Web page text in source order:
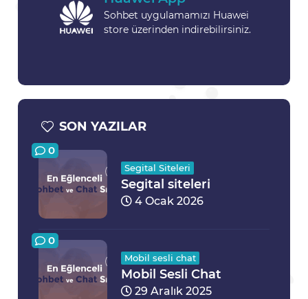
Sohbet uygulamamızı Huawei
store üzerinden indirebilirsiniz.
SON YAZILAR
0
Segital Siteleri
Segital siteleri
4 Ocak 2026
0
Mobil sesli chat
Mobil Sesli Chat
29 Aralık 2025